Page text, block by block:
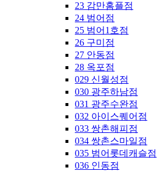
23 감만홈플점
24 범어점
25 범어1호점
26 구미점
27 안동점
28 옥포점
029 신월성점
030 광주하남점
031 광주수완점
032 아이스퀘어점
033 쌍촌해피점
034 쌍촌스마일점
035 범어롯데캐슬점
036 인동점